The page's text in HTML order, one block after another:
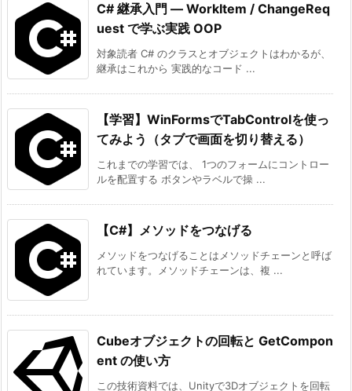
C# 継承入門 ― WorkItem / ChangeReq
uest で学ぶ実践 OOP
対象読者 C# のクラスとオブジェクトはわかるが、
継承はこれから 実践的なコード ...
【学習】WinFormsでTabControlを使っ
てみよう（タブで画面を切り替える）
これまでの学習では、 1つのフォームにコントロー
ルを配置する ボタンやラベルで操 ...
【C#】メソッドをつなげる
メソッドをつなげることはメソッドチェーンと呼ば
れています。メソッドチェーンは、複 ...
Cubeオブジェクトの回転と GetCompon
ent の使い方
この技術資料では、Unityで3Dオブジェクトを回転